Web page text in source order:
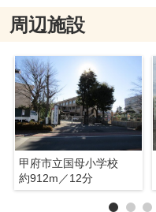
周辺施設
甲府市立国母小学校
約912m／12分